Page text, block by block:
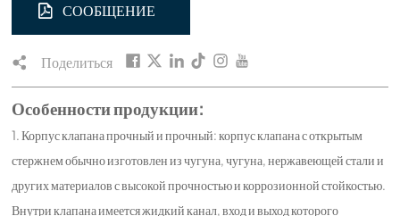
СООБЩЕНИЕ
Поделиться
Особенности продукции:
1. Корпус клапана прочный и прочный: корпус клапана с открытым
стержнем обычно изготовлен из чугуна, чугуна, нержавеющей стали и
других материалов с высокой прочностью и коррозионной стойкостью.
Внутри клапана имеется жидкий канал, вход и выход которого